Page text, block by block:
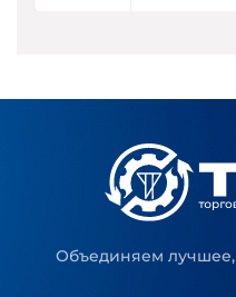
Объединяем